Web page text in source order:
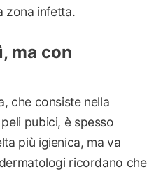
zona infetta.
ma con
che consiste nella
pubici, è spesso
più igienica, ma va
ricordano che